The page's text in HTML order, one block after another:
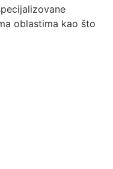
oblastima kao što